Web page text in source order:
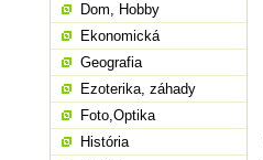
Dom, Hobby
Ekonomická
Geografia
Ezoterika, záhady
Foto,Optika
História